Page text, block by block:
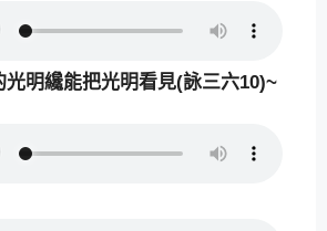
光明纔能把光明看見(詠三六10)~